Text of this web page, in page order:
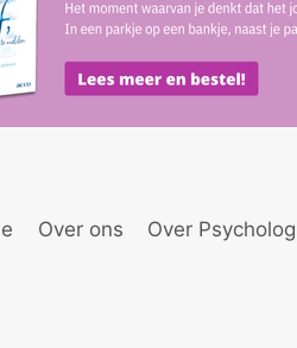
Over ons Over